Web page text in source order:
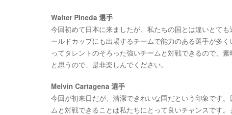
Walter Pineda 選手
今回初めて日本に来ましたが、私たちの国とは違いとて
ールドカップにも出場するチームで能力のある選手が多
ってタレントのそろった強いチームと対戦できるので、
と思うので、是非楽しんでください。
Melvin Cartagena 選手
今回が初来日だが、清潔できれいな国だという印象です
ムと対戦できることは私たちにとって良いチャンスです